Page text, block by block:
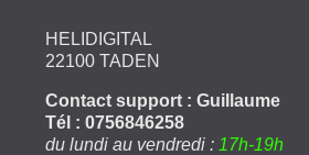
HELIDIGITAL
22100 TADEN
Contact support : Guillaume
Tél : 0756846258
du lundi au vendredi : 17h-19h